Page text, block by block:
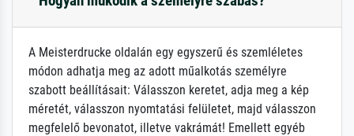
A Meisterdrucke oldalán egy egyszerű és szemléletes
módon adhatja meg az adott műalkotás személyre
szabott beállításait: Válasszon keretet, adja meg a kép
méretét, válasszon nyomtatási felületet, majd válasszon
megfelelő bevonatot, illetve vakrámát! Emellett egyéb